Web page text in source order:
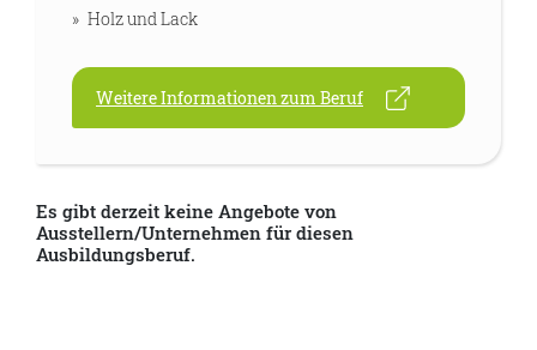
Holz und Lack
Weitere Informationen zum Beruf
Es gibt derzeit keine Angebote von
Ausstellern/Unternehmen für diesen
Ausbildungsberuf.